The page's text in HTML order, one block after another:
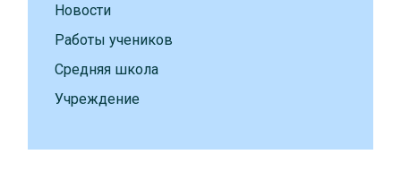
Новости
Работы учеников
Средняя школа
Учреждение